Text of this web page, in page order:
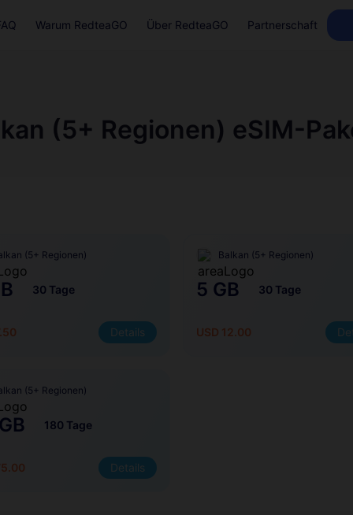
Warum RedteaGO Über RedteaGO Partnerschaft
(5+ Regionen) eSIM-
(5+ Regionen)
30 Tage
Details
Balkan (5+ Regionen)
5 GB 30 Tage
USD 12.00
(5+ Regionen)
180 Tage
Details